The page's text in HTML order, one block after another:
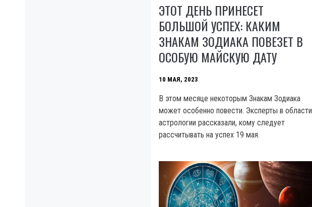
ЭТОТ ДЕНЬ ПРИНЕСЕТ
БОЛЬШОЙ УСПЕХ: КАКИМ
ЗНАКАМ ЗОДИАКА ПОВЕЗЕТ В
ОСОБУЮ МАЙСКУЮ ДАТУ
10 МАЯ, 2023
В этом месяце некоторым Знакам Зодиака
может особенно повести. Эксперты в области
астрологии рассказали, кому следует
рассчитывать на успех 19 мая.